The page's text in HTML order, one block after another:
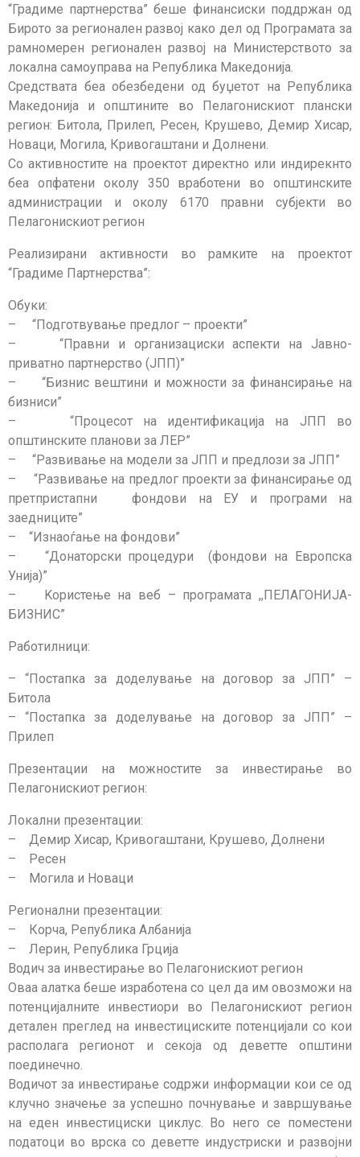
“Градиме партнерства” беше финансиски поддржан од
Бирото за регионален развој како дел од Програмата за
рамномерен регионален развој на Министерството за
локална самоуправа на Република Македонија.
Средствата беа обезбедени од буџетот на Република
Македонија и општините во Пелагонискиот плански
регион: Битола, Прилеп, Ресен, Крушево, Демир Хисар,
Новаци, Могила, Кривогаштани и Долнени.
Со активностите на проектот директно или индирекнто
беа опфатени околу 350 вработени во општинските
администрации и околу 6170 правни субјекти во
Пелагонискиот регион
Реализирани активности во рамките на проектот
“Градиме Партнерства”:
Обуки:
– “Подготвување предлог – проекти”
– “Правни и организациски аспекти на Јавно-
приватно партнерство (ЈПП)”
– “Бизнис вештини и можности за финансирање на
бизниси”
– “Процесот на идентификација на ЈПП во
општинските планови за ЛЕР”
– “Развивање на модели за ЈПП и предлози за ЈПП”
– “Развивање на предлог проекти за финансирање од
претпристапни фондови на ЕУ и програми на
заедниците”
– “Изнаоѓање на фондови”
– “Донаторски процедури (фондови на Европска
Унија)”
– Kористење на веб – програмата ,,ПЕЛАГОНИЈА-
БИЗНИС”
Работилници:
– “Постапка за доделување на договор за ЈПП” –
Битола
– “Постапка за доделување на договор за ЈПП” –
Прилеп
Презентации на можностите за инвестирање во
Пелагонискиот регион:
Локални презентации:
– Демир Хисар, Кривогаштани, Крушево, Долнени
– Ресен
– Могила и Новаци
Регионални презентации:
– Корча, Република Албанија
– Лерин, Република Грција
Водич за инвестирање во Пелагонискиот регион
Оваа алатка беше изработена со цел да им овозможи на
потенцијалните инвестиори во Пелагонискиот регион
детален преглед на инвестициските потенцијали со кои
располага регионот и секоја од деветте општини
поединечно.
Водичот за инвестирање содржи информации кои се од
клучно значење за успешно почнување и завршување
на еден инвестициски циклус. Во него се поместени
податоци во врска со деветте индустриски и развојни